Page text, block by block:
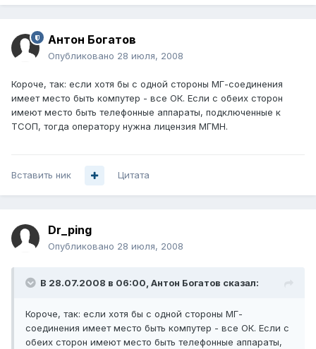
Антон Богатов
Опубликовано 28 июля, 2008
Короче, так: если хотя бы с одной стороны МГ-соединения
имеет место быть компутер - все ОК. Если с обеих сторон
имеют место быть телефонные аппараты, подключенные к
ТСОП, тогда оператору нужна лицензия МГМН.
Вставить ник Цитата
Dr_ping
Опубликовано 28 июля, 2008
В 28.07.2008 в 06:00, Антон Богатов сказал:
Короче, так: если хотя бы с одной стороны МГ-
соединения имеет место быть компутер - все ОК. Если с
обеих сторон имеют место быть телефонные аппараты,